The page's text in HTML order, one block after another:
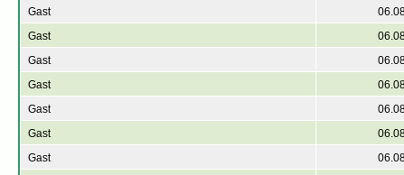
Gast
Gast
Gast
Gast
Gast
Gast
Gast